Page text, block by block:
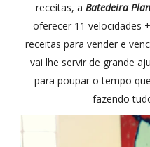
receitas, aBatedeira
oferecer 11 velocidades
receitas para vender e
vai lhe servir de grande
para poupar o tempo
fazendo